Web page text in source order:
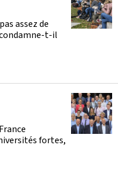
assez de
t-il
fortes,